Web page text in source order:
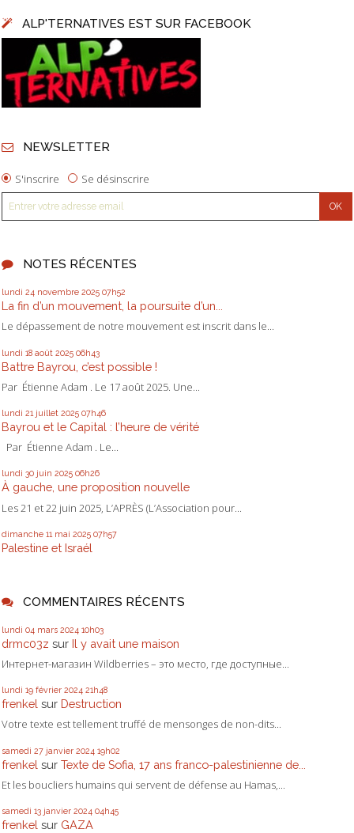
ALP'TERNATIVES EST SUR FACEBOOK
NEWSLETTER
S'inscrire Se désinscrire
NOTES RÉCENTES
lundi 24 novembre 2025 07h52
La fin d’un mouvement, la poursuite d’un...
Le dépassement de notre mouvement est inscrit dans le...
lundi 18 août 2025 06h43
Battre Bayrou, c’est possible !
Par Étienne Adam . Le 17 août 2025. Une...
lundi 21 juillet 2025 07h46
Bayrou et le Capital : l’heure de vérité
Par Étienne Adam . Le...
lundi 30 juin 2025 06h26
À gauche, une proposition nouvelle
Les 21 et 22 juin 2025, L’APRÈS (L’Association pour...
dimanche 11 mai 2025 07h57
Palestine et Israél
COMMENTAIRES RÉCENTS
lundi 04 mars 2024 10h03
drmc03z sur Il y avait une maison
Интернет-магазин Wildberries – это место, где доступные...
lundi 19 février 2024 21h48
frenkel sur Destruction
Votre texte est tellement truffé de mensonges de non-dits...
samedi 27 janvier 2024 19h02
frenkel sur Texte de Sofia, 17 ans franco-palestinienne de...
Et les boucliers humains qui servent de défense au Hamas,...
samedi 13 janvier 2024 04h45
frenkel sur GAZA